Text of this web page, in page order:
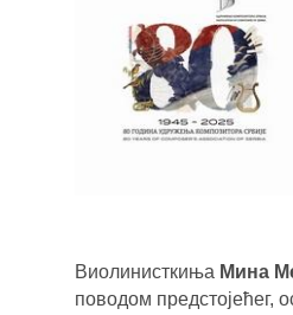
Виолинисткиња Мина
поводом предстојећег,